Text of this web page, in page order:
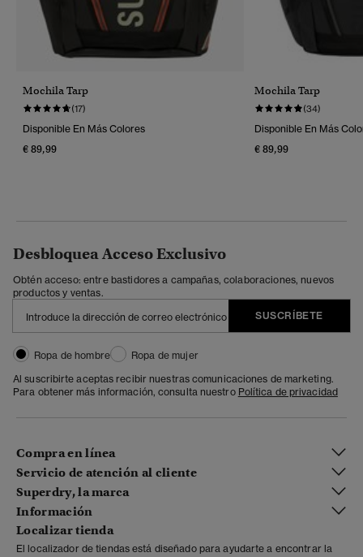
Mochila Tarp
(17)
Disponible En Más Colores
€ 89,99
Mochila Tarp
(34)
Disponible En Más
€ 89,99
Desbloquea Acceso Exclusivo
Obtén acceso: entre bastidores a campañas, colaboraciones, nuevos
productos y ventas.
SUSCRÍBETE
Ropa de hombre
Ropa de mujer
Al suscribirte aceptas recibir nuestras comunicaciones de marketing.
Para obtener más información, consulta nuestro Política de privacidad
Compra en línea
Servicio de atención al cliente
Superdry, la marca
Información
Localizar tienda
El localizador de tiendas está diseñado para ayudarte a encontrar la